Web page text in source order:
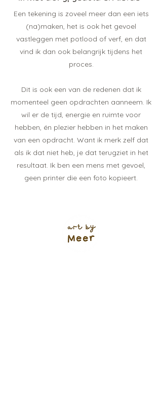
Een tekening is zoveel meer dan een iets
(na)maken, het is ook het gevoel
vastleggen met potlood of verf, en dat
vind ik dan ook belangrijk tijdens het
proces.
Dit is ook een van de redenen dat ik
momenteel geen opdrachten aanneem. Ik
wil er de tijd, energie en ruimte voor
hebben, én plezier hebben in het maken
van een opdracht. Want ik merk zelf dat
als ik dat niet heb, je dat terugziet in het
resultaat. Ik ben een mens met gevoel,
geen printer die een foto kopieert.